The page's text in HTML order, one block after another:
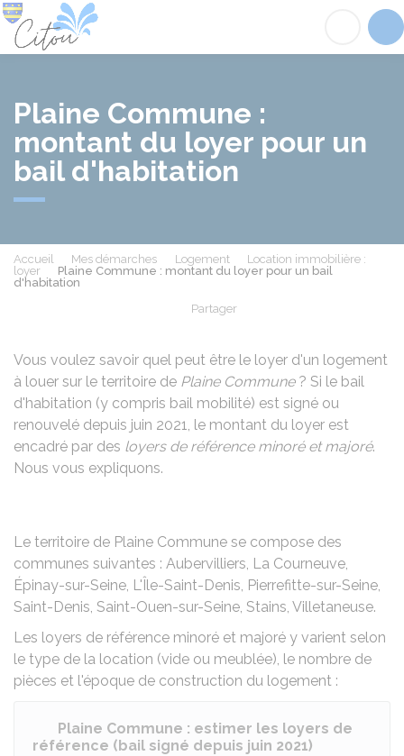
Plaine Commune :
montant du loyer pour un
bail d'habitation
Accueil Mes démarches Logement
Location immobilière :
loyer
Plaine Commune : montant du loyer pour un bail
d'habitation
Partager
Vous voulez savoir quel peut être le loyer d'un logement
à louer sur le territoire de Plaine Commune? Si le bail
d'habitation (y compris bail mobilité) est signé ou
renouvelé depuis juin 2021, le montant du loyer est
encadré par des loyers de référence minoré et majoré.
Nous vous expliquons.
Le territoire de Plaine Commune se compose des
communes suivantes : Aubervilliers, La Courneuve,
Épinay-sur-Seine, L'Île-Saint-Denis, Pierrefitte-sur-Seine,
Saint-Denis, Saint-Ouen-sur-Seine, Stains, Villetaneuse.
Les loyers de référence minoré et majoré y varient selon
le type de la location (vide ou meublée), le nombre de
pièces et l'époque de construction du logement :
Plaine Commune : estimer les loyers de
référence (bail signé depuis juin 2021)